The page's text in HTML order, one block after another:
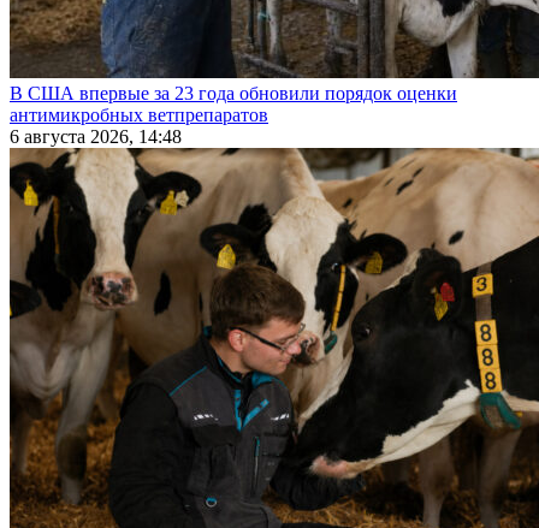
В США впервые за 23 года обновили порядок оценки
антимикробных ветпрепаратов
6 августа 2026, 14:48